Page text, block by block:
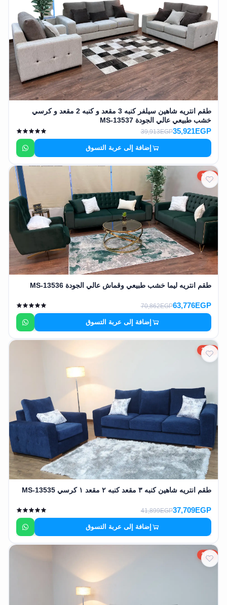
أثاث
كافيهات
ومطاعم
وفنادق
حواجز
مرورية
خزانات
مياه
أثاث
الحيوانات
أدوات
نظافة
تسجيل
الدخول
اشترك
طقم انتريه شاهين سيلفر كنبه 3 مقعد و كنبه 2 مقعد و كرسي
خشب طبيعي عالي الجودة MS-13537
35,921EGP
39,913EGP
إضافة إلى عربة التسوق
10%
طقم انتريه ليما خشب طبيعي وقماش عالي الجودة MS-13536
63,776EGP
70,862EGP
إضافة إلى عربة التسوق
10%
طقم انتريه شاهين كنبه ٣ مقعد كنبه ٢ مقعد ١ كرسي MS-13535
37,709EGP
41,899EGP
إضافة إلى عربة التسوق
10%